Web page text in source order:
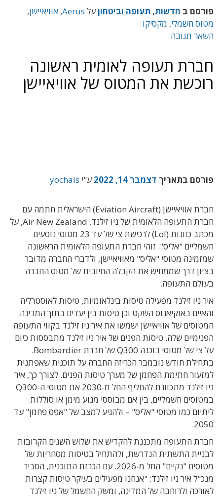
פורסם ב חדשות, תעופה וביטחוןעל Aerus
, אוויאיישן,
מטוס חשמלי, מקסיקו
השאר תגובה
חברת תעופה לאומית ראשונה
רוכשת את המטוס של אוויאיישן
פורסם בתאריך דצמבר 14, 2022 ע"י yochais
חברת אוויאיישן (Eviation Aircraft) הישראלית חתמה עם
חברת התעופה הלאומית של ניו זילנד, Air New Zealand, על
מכתב כוונות (LoI) לרכישת צי של עד 23 מטוסי נוסעים
חשמליים "אליס". זוהי חברת התעופה הלאומית הראשונה
שמזמינה מטוסי "אליס" מאוויאיישן, ולדברי החברה מדובר
בציון דרך שממחיש את הקבלה החיובית של מטוס החברה
בעולם התעופה.
איר ניו זילנד מפעילה טיסות בינלאומיות, טיסות לאוסטרליה
והאיים באוקיאנוס השקט וכן טיסות בין יעדים בתוך המדינה.
המטוסים של אוויאיישן ישמשו את איר ניו זילנד בקווי התעופה
הפנימיים שלה. טיסות הפנים של איר ניו זילנד מתבססות כיום
על צי של מטוסי בוכנה Q300 של חברת Bombardier.
בתחילת חודש נובמבר הכריזה החברה על תוכנית שאפתנית
למזעור חתימת הפחמן של מערך טיסות הפנים. לצורך כך, איר
ניו זילנד מתכוונת להחליף החל מ-2030 את מטוסי ה-Q300
במטוסים חשמליים, בין אם מבוססי מנוע מימן או סוללות
ליתיום כמו מטוסי "אליס" – ולהגיע למצב של "אפס פחמן" עד
2050.
חברת התעופה מתכננת להקדיש את שלוש השנים הקרובות
לבניית התשתית הנדרשת, ולהתחיל בטיסות מסחריות של
מטוסים "נקיים" החל מ-2026. עם הכרזת התוכנית, הסביר
מנכ"ל איר ניו זילנד: "אנחנו מפעילים בעיקר טיסות קצרות
לאורכה ולרוחבה של המדינה, ומשק החשמל של ניו זילנד